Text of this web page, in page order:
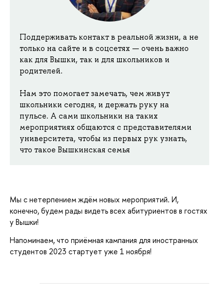
Поддерживать контакт в реальной жизни, а не
только на сайте и в соцсетях — очень важно
как для Вышки, так и для школьников и
родителей.
Нам это помогает замечать, чем живут
школьники сегодня, и держать руку на
пульсе. А сами школьники на таких
мероприятиях общаются с представителями
университета, чтобы из первых рук узнать,
что такое Вышкинская семья
Мы с нетерпением ждём новых мероприятий. И,
конечно, будем рады видеть всех абитуриентов в гостях
у Вышки!
Напоминаем, что приёмная кампания для иностранных
студентов 2023 стартует уже 1 ноября!